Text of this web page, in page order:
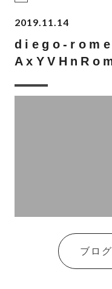
2019.11.14
diego-
ブロ